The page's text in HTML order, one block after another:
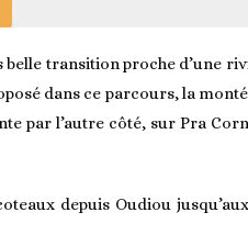
transition proche d’une
dans ce parcours, la
par l’autre côté, sur Pra
depuis Oudiou